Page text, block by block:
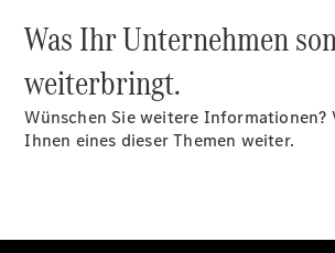
Übersicht
Was Ihr Unternehmen
weiterbringt.
Wünschen Sie weitere
Ihnen eines dieser Themen weiter.